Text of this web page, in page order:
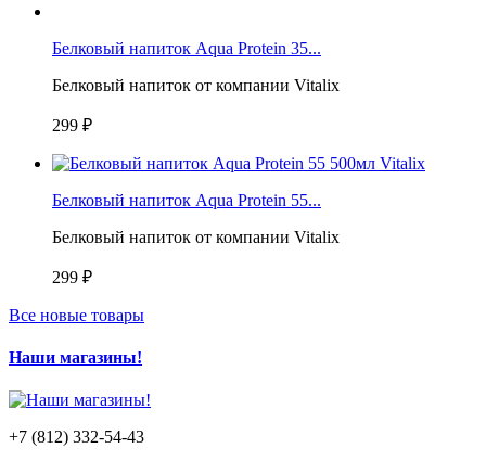
Белковый напиток Aqua Protein 35...
Белковый напиток от компании Vitalix
299 ₽
Белковый напиток Aqua Protein 55...
Белковый напиток от компании Vitalix
299 ₽
Все новые товары
Наши магазины!
+7 (812) 332-54-43